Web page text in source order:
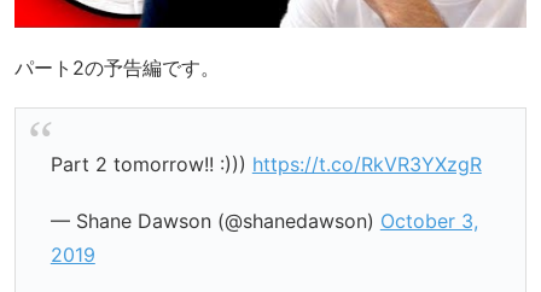
パート2の予告編です。
Part 2 tomorrow!! :))) https://t.co/RkVR3YXzgR
— Shane Dawson (@shanedawson) October 3,
2019